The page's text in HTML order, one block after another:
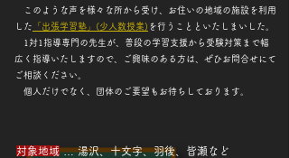
​​このような声を様々な所から受け、お住いの地域の施設を利用
した 「出張学習塾」(少人数授業) を行うことといたしまいした。
​ 1対1指導専門の先生が、普段の学習支援から受験対策まで幅
広く指導いたしますので、ご興味のある方は、ぜひお問合せにて
ご相談ください。
​ 個人だけでなく、団体のご要望もお待ちしております。
対象地域… 湯沢、十文字、羽後、皆瀬など